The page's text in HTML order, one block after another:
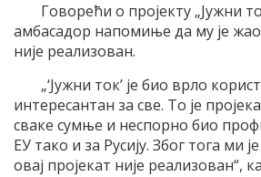
Говорећи о пројекту „Јужни
амбасадор напомиње да му је жао
није реализован.
„‘Јужни ток’ је био врло
интересантан за све. То је
сваке сумње и неспорно био
ЕУ тако и за Русију. Због тога ми
овај пројекат није реализован“,